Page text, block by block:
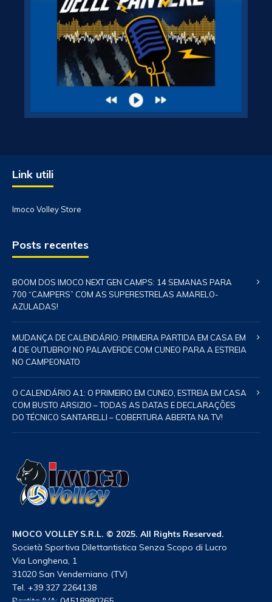
Link utili
Imoco Volley Store
Posts recentes
BOOM DOS IMOCO NEXT GEN CAMPS: 14 SEMANAS PARA
700 “CAMPERS” COM AS SUPERESTRELAS AMARELO-
AZULADAS!
MUDANÇA DE CALENDÁRIO: PRIMEIRA PARTIDA EM CASA EM
4 DE OUTUBRO! NO PALAVERDE COM CUNEO PARA A ESTREIA
NO CAMPEONATO
O CALENDÁRIO A1: O PRIMEIRO EM CUNEO, ESTREIA EM CASA
COM BUSTO ARSIZIO – TODAS AS DATAS E DECLARAÇÕES
DO TÉCNICO SANTARELLI – COBERTURA ABERTA NA TV!
IMOCO VOLLEY S.R.L. © 2025. All Rights Reserved.
Società Sportiva Dilettantistica Senza Scopo di Lucro
Via Longhena, 1
31020 San Vendemiano (TV)
Tel. +39 327 2264138